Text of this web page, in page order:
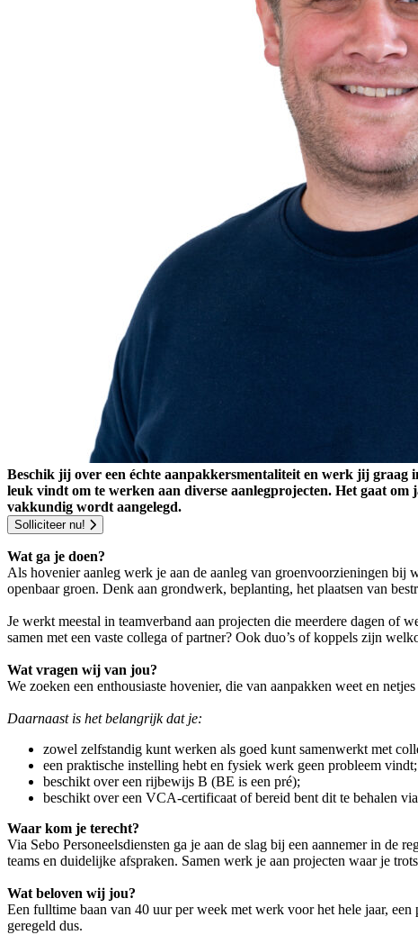
Beschik jij over een échte aanpakkersmentaliteit en werk jij graag
leuk vindt om te werken aan diverse aanlegprojecten. Het gaat
vakkundig wordt aangelegd.
Solliciteer nu!
Wat ga je doen?
Als hovenier aanleg werk je aan de aanleg van groenvoorzieningen bij
openbaar groen. Denk aan grondwerk, beplanting, het plaatsen van
Je werkt meestal in teamverband aan projecten die meerdere dagen of
samen met een vaste collega of partner? Ook duo’s of koppels zijn
Wat vragen wij van jou?
We zoeken een enthousiaste hovenier, die van aanpakken weet en
Daarnaast is het belangrijk dat je:
zowel zelfstandig kunt werken als goed kunt samenwerkt met
een praktische instelling hebt en fysiek werk geen probleem vindt;
beschikt over een rijbewijs B (BE is een pré);
beschikt over een VCA-certificaat of bereid bent dit te behalen via
Waar kom je terecht?
Via Sebo Personeelsdiensten ga je aan de slag bij een aannemer in de
teams en duidelijke afspraken. Samen werk je aan projecten waar je
Wat beloven wij jou?
Een fulltime baan van 40 uur per week met werk voor het hele jaar,
geregeld dus.